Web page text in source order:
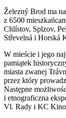
Železný Brod ma
z 6500
Chlístov, Splzov,
Střevelná i Horská
W mieście i jego
pamiątek
miasta zwanej
przez który
Następne
i etnograficzna
Vl. Rady i KC